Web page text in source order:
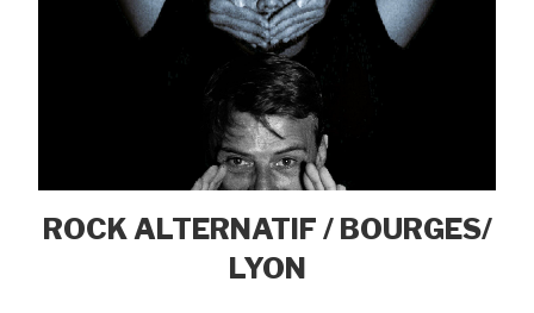
ROCK ALTERNATIF / BOURGES/
LYON